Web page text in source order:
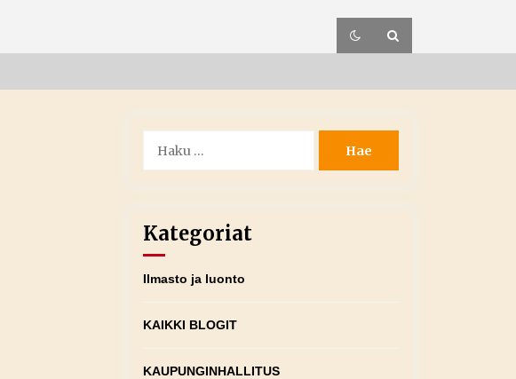
Kategoriat
Ilmasto ja luonto
KAIKKI BLOGIT
KAUPUNGINHALLITUS